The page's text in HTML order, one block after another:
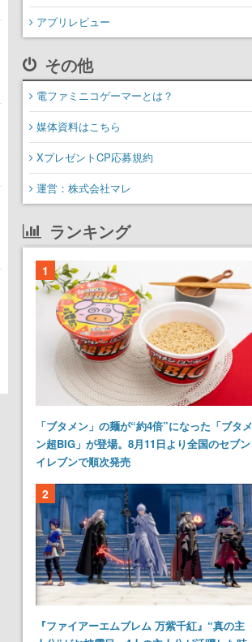
アプリレビュー
その他
電ファミニコゲーマーとは？
媒体資料はこちら
XプレゼントCP応募規約
運営：株式会社マレ
ランキング
1
「ブタメン」の麺が“約4倍”になった「ブタメ
ン超BIG」が登場。8月11日より全国のセブン
イレブンで順次発売
2
『ファイアーエムブレム 万紫千紅』“真の主